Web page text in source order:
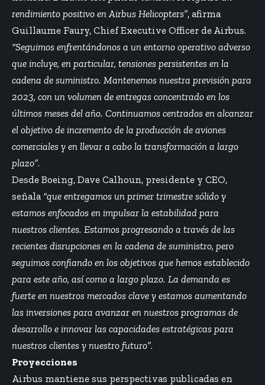
rendimiento positivo en Airbus Helicopters”, afirma
Guillaume Faury, Chief Executive Officer de Airbus.
“Seguimos enfrentándonos a un entorno operativo adverso
que incluye, en particular, tensiones persistentes en la
cadena de suministro. Mantenemos nuestra previsión para
2023, con un volumen de entregas concentrado en los
últimos meses del año. Continuamos centrados en alcanzar
el objetivo de incremento de la producción de aviones
comerciales y en llevar a cabo la transformación a largo
plazo”.
Desde Boeing, Dave Calhoun, presidente y CEO,
señala “que entregamos un primer trimestre sólido y
estamos enfocados en impulsar la estabilidad para
nuestros clientes. Estamos progresando a través de las
recientes disrupciones en la cadena de suministro, pero
seguimos confiando en los objetivos que hemos establecido
para este año, así como a largo plazo. La demanda es
fuerte en nuestros mercados clave y estamos aumentando
las inversiones para avanzar en nuestros programas de
desarrollo e innovar las capacidades estratégicas para
nuestros clientes y nuestro futuro”.
Proyecciones
Airbus mantiene sus perspectivas publicadas en